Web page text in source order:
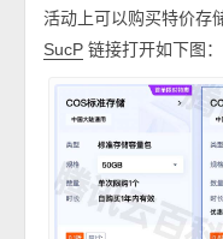
活动上可以购买特价存
SucP 链接打开如下图：